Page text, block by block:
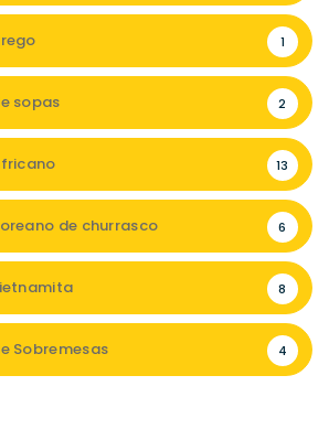
1
sopas 2
13
de churrasco 6
8
Sobremesas 4